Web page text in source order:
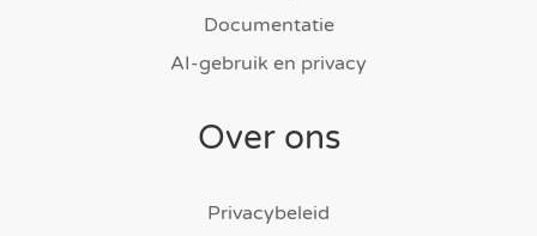
Documentatie
AI-gebruik en privacy
Over ons
Privacybeleid